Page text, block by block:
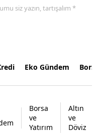
siz yazın, tartışalım *
Eko Gündem
Borsa
ve
Yatırım
Altın
ve
Döviz